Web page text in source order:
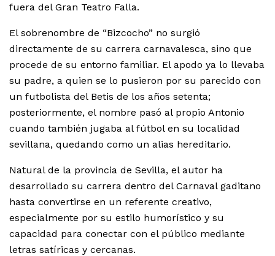
fuera del Gran Teatro Falla.
El sobrenombre de “Bizcocho” no surgió
directamente de su carrera carnavalesca, sino que
procede de su entorno familiar. El apodo ya lo llevaba
su padre, a quien se lo pusieron por su parecido con
un futbolista del Betis de los años setenta;
posteriormente, el nombre pasó al propio Antonio
cuando también jugaba al fútbol en su localidad
sevillana, quedando como un alias hereditario.
Natural de la provincia de Sevilla, el autor ha
desarrollado su carrera dentro del Carnaval gaditano
hasta convertirse en un referente creativo,
especialmente por su estilo humorístico y su
capacidad para conectar con el público mediante
letras satíricas y cercanas.